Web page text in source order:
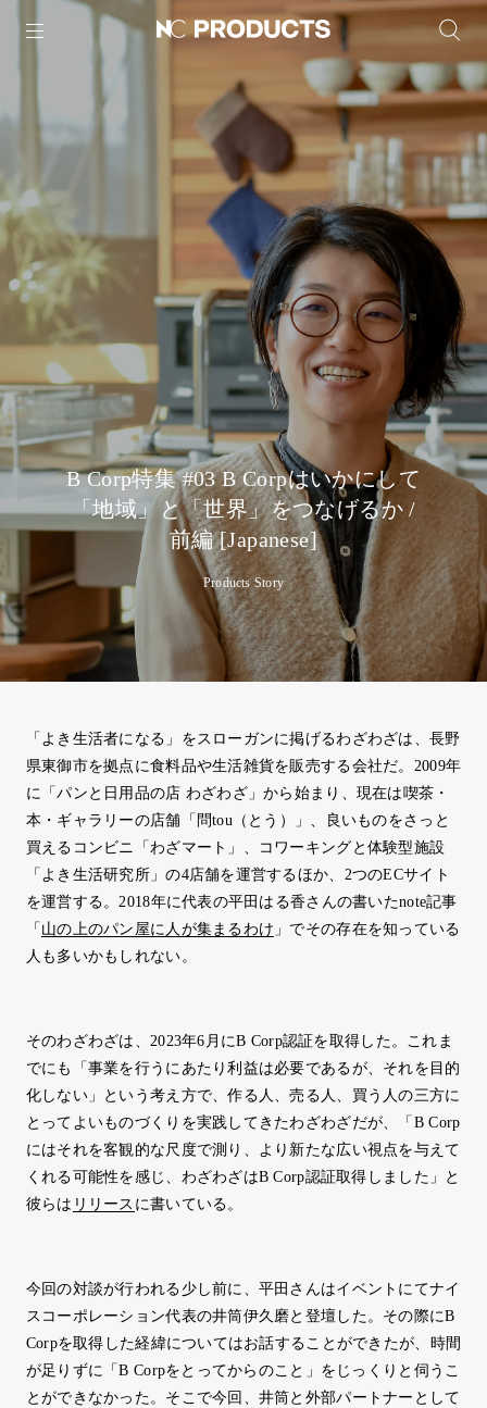
B Corp特集 #03 B Corpはいかにして
「地域」と「世界」をつなげるか /
前編 [Japanese]
Products Story
「よき生活者になる」をスローガンに掲げるわざわざは、長野
県東御市を拠点に食料品や生活雑貨を販売する会社だ。2009年
に「パンと日用品の店 わざわざ」から始まり、現在は喫茶・
本・ギャラリーの店舗「問tou（とう）」、良いものをさっと
買えるコンビニ「わざマート」、コワーキングと体験型施設
「よき生活研究所」の4店舗を運営するほか、2つのECサイト
を運営する。2018年に代表の平田はる香さんの書いたnote記事
「 山の上のパン屋に人が集まるわけ 」でその存在を知っている
人も多いかもしれない。
そのわざわざは、2023年6月にB Corp認証を取得した。これま
でにも「事業を行うにあたり利益は必要であるが、それを目的
化しない」という考え方で、作る人、売る人、買う人の三方に
とってよいものづくりを実践してきたわざわざだが、「B Corp
にはそれを客観的な尺度で測り、より新たな広い視点を与えて
くれる可能性を感じ、わざわざはB Corp認証取得しました」と
彼らは リリース に書いている。
今回の対談が行われる少し前に、平田さんはイベントにてナイ
スコーポレーション代表の井筒伊久磨と登壇した。その際にB
Corpを取得した経緯についてはお話することができたが、時間
が足りずに「B Corpをとってからのこと」をじっくりと伺うこ
とができなかった。そこで今回、井筒と外部パートナーとして